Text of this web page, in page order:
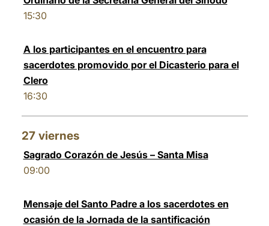
15:30
A los participantes en el encuentro para
sacerdotes promovido por el Dicasterio para el
Clero
16:30
27 viernes
Sagrado Corazón de Jesús – Santa Misa
09:00
Mensaje del Santo Padre a los sacerdotes en
ocasión de la Jornada de la santificación